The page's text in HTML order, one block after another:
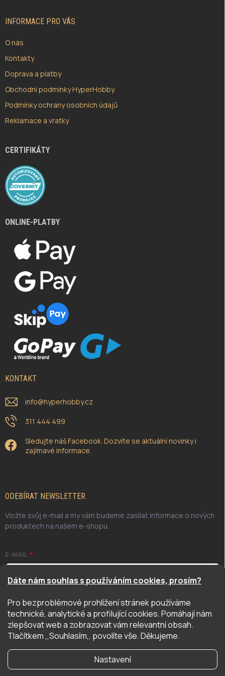
Dáte nám souhlas s používáním cookies, prosím?
Pro bezproblémové prohlížení stránek používáme
technické, analytické a profilující cookies. Pomáhají nám
zlepšovat web a zobrazovat vám relevantní obsah.
Tlačítkem ,,Souhlasím,, povolíte vše. Děkujeme.
Nastavení
INFORMACE PRO VÁS
O nás
Kontakty
Doprava a platby
Obchodní podmínky HyperHobby
Podmínky ochrany osobních údajů
Reklamace a vratky
CERTIFIKÁTY
ONLINE-PLATBY
KONTAKT
info@hyperhobby.cz
311 444 499
Sledujte náš Facebook. Dozvíte se aktuální novinky i
zajímavé informace.
ODEBÍRAT NEWSLETTER
Vložte svůj e-mail a my vám budeme zasílat informace o nových
produktech na našem e-shopu.
E-MAIL
Odesláním potvrzuji, že jsem se seznámil/a se zásadami
ochrany osobních údajů. Úplné znění naleznetezde
PŘIHLÁSIT SE